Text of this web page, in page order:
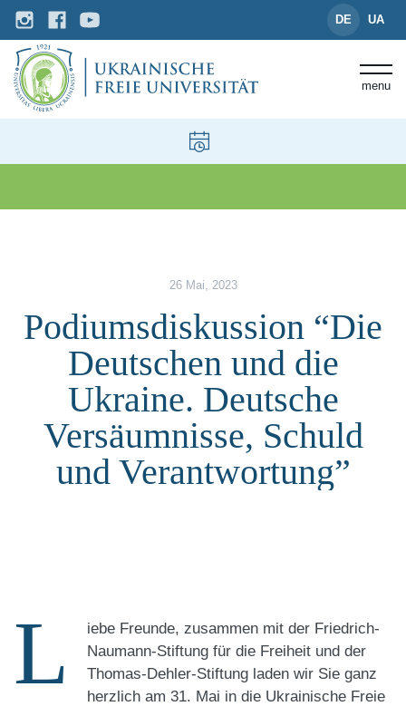
DE UA
menu
26 Mai, 2023
Podiumsdiskussion “Die
Deutschen und die
Ukraine. Deutsche
Versäumnisse, Schuld
und Verantwortung”
L
iebe Freunde, zusammen mit der Friedrich-
Naumann-Stiftung für die Freiheit und der
Thomas-Dehler-Stiftung laden wir Sie ganz
herzlich am 31. Mai in die Ukrainische Freie